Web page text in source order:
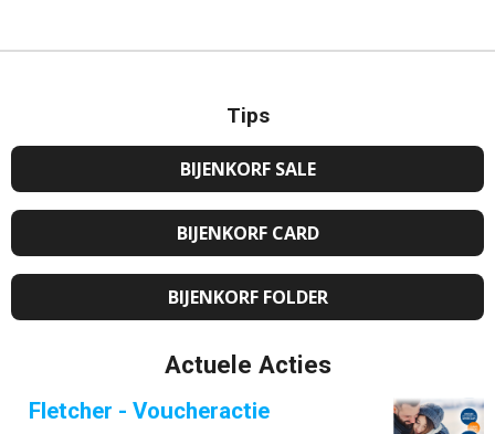
Tips
BIJENKORF SALE
BIJENKORF CARD
BIJENKORF FOLDER
Actuele Acties
Fletcher - Voucheractie